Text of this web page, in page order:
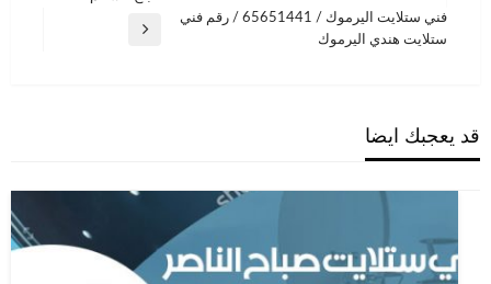
المقالة
فني ستلايت اليرموك / 65651441 / رقم فني
ستلايت هندي اليرموك
قد يعجبك ايضا